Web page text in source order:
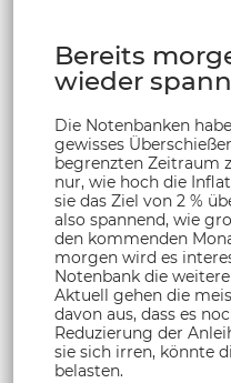
Bereits
wieder
Die Notenbanken
gewisses
begrenzten Zeitraum
nur, wie hoch die
sie das Ziel von 2 %
also spannend, wie
den kommenden
morgen wird es
Notenbank die
Aktuell gehen die
davon aus, dass es
Reduzierung der
sie sich irren, könnte
belasten.